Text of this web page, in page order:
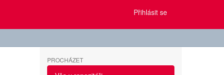
Přihlásit se
PROCHÁZET